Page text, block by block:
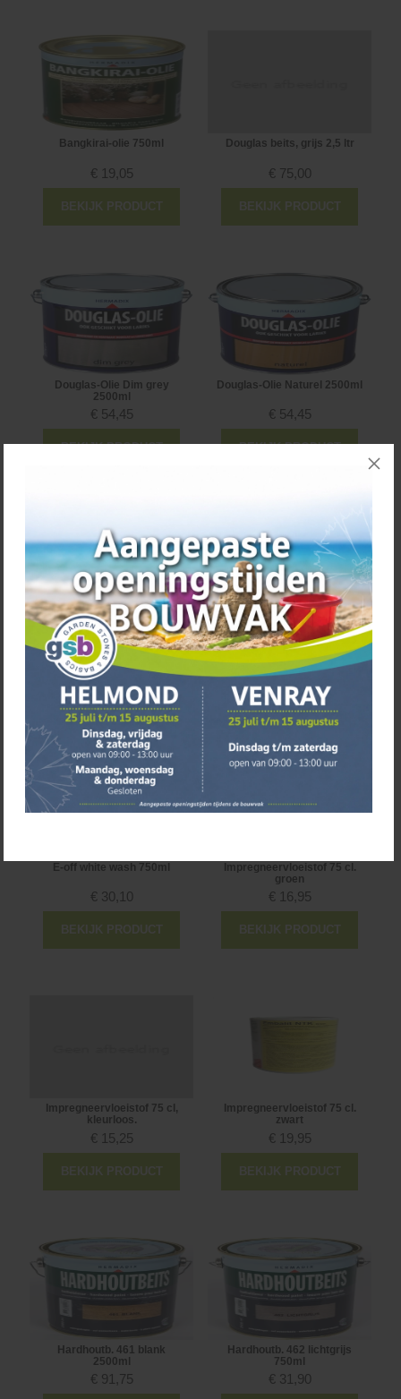
Bangkirai-olie 750ml
€ 19,05
BEKIJK PRODUCT
Douglas beits, grijs 2,5 ltr
€ 75,00
BEKIJK PRODUCT
Douglas-Olie Dim grey
2500ml
€ 54,45
BEKIJK PRODUCT
Douglas-Olie Naturel 2500ml
€ 54,45
BEKIJK PRODUCT
E-off graphite 750ml
€ 30,10
BEKIJK PRODUCT
E-off nature brown 750ml
30,10
BEKIJK PRODUCT
E-off white wash 750ml
€ 30,10
BEKIJK PRODUCT
Impregneervloeistof 75 cl.
groen
€ 16,95
BEKIJK PRODUCT
Impregneervloeistof 75 cl,
kleurloos.
€ 15,25
BEKIJK PRODUCT
Impregneervloeistof 75 cl.
zwart
€ 19,95
BEKIJK PRODUCT
Hardhoutb. 461 blank
2500ml
€ 91,75
Hardhoutb. 462 lichtgrijs
750ml
€ 31,90